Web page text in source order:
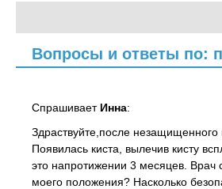
Вопросы и ответы по:
Спрашивает Инна:
Здраствуйте,после незащищенного
Появилась киста, вылечив кисту
это напротижении 3 месяцев. Врач
моего положения? Насколько